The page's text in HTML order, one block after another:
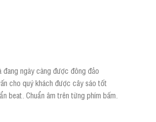
ngày càng được đông đảo
cho quý khách được cây sáo tốt
beat. Chuẩn âm trên từng phím bấm.